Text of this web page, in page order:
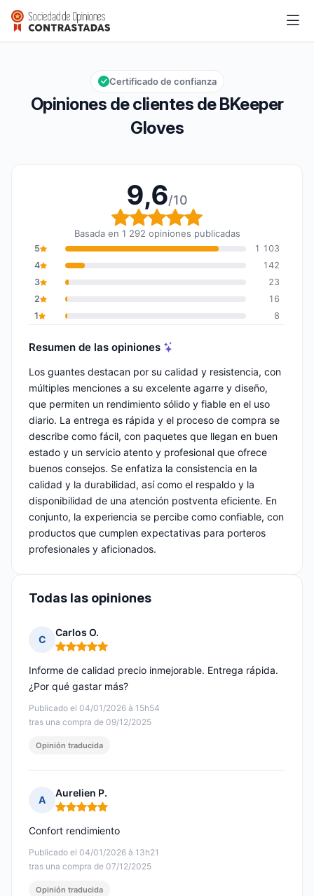
BKeeper Gloves
Calificación global: 9,6 de 10
9,6/10
Opiniones de clientes de BKeeper
Gloves
Certificado de confianza
9,6/10
Calificación global: 9,6
Basada en 1 292 opiniones publicadas
5
1 103
4
142
3
23
2
16
1
8
Resumen de las opiniones
Los guantes destacan por su calidad y resistencia, con
múltiples menciones a su excelente agarre y diseño,
que permiten un rendimiento sólido y fiable en el uso
diario. La entrega es rápida y el proceso de compra se
describe como fácil, con paquetes que llegan en buen
estado y un servicio atento y profesional que ofrece
buenos consejos. Se enfatiza la consistencia en la
calidad y la durabilidad, así como el respaldo y la
disponibilidad de una atención postventa eficiente. En
conjunto, la experiencia se percibe como confiable, con
productos que cumplen expectativas para porteros
profesionales y aficionados.
Todas las opiniones
C
Carlos O.
Nota: 5 de 5
Publicado el 04/01/2026 à 15h54
tras una compra de 09/12/2025
Informe de calidad precio inmejorable. Entrega rápida.
¿Por qué gastar más?
Opinión traducida
A
Aurelien P.
Nota: 5 de 5
Publicado el 04/01/2026 à 13h21
tras una compra de 07/12/2025
Confort rendimiento
Opinión traducida